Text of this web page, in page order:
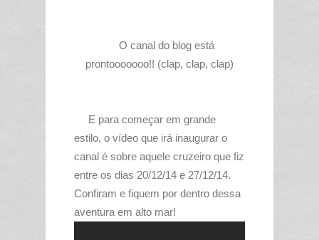
O canal do blog está
prontooooooo!! (clap, clap, clap)
E para começar em grande
estilo, o vídeo que irá inaugurar o
canal é sobre aquele cruzeiro que fiz
entre os dias 20/12/14 e 27/12/14.
Confiram e fiquem por dentro dessa
aventura em alto mar!